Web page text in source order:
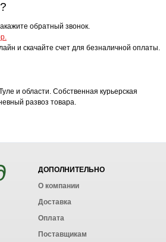
обратный звонок.
и скачайте счет для безналичной оплаты.
и области. Собственная курьерская
развоз товара.
ДОПОЛНИТЕЛЬНО
О компании
Доставка
Оплата
Поставщикам